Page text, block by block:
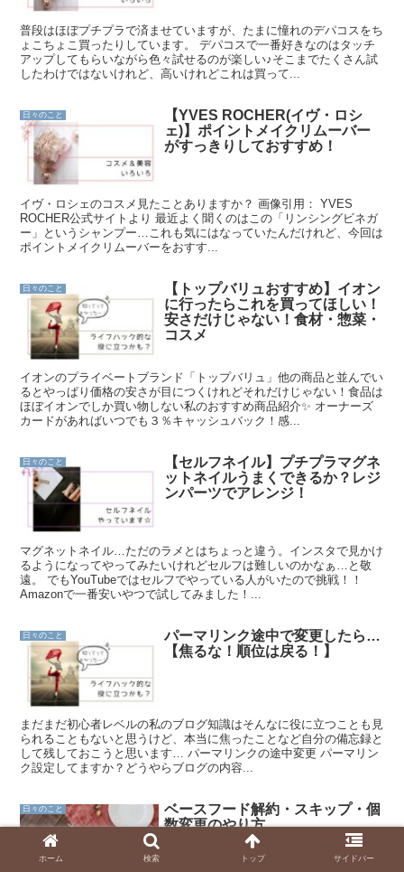
普段はほぼプチプラで済ませていますが、たまに憧れのデパコスをち
ょこちょこ買ったりしています。 デパコスで一番好きなのはタッチ
アップしてもらいながら色々試せるのが楽しい♪そこまでたくさん試
したわけではないけれど、高いけれどこれは買って...
日々のこと
【YVES ROCHER(イヴ・ロシ
ェ)】ポイントメイクリムーバー
がすっきりしておすすめ！
イヴ・ロシェのコスメ見たことありますか？ 画像引用： YVES
ROCHER公式サイトより 最近よく聞くのはこの「リンシングビネガ
ー」というシャンプー…これも気にはなっていたんだけれど、今回は
ポイントメイクリムーバーをおすす...
日々のこと
【トップバリュおすすめ】イオン
に行ったらこれを買ってほしい！
安さだけじゃない！食材・惣菜・
コスメ
イオンのプライベートブランド「トップバリュ」他の商品と並んでい
るとやっぱり価格の安さが目につくけれどそれだけじゃない！食品は
ほぼイオンでしか買い物しない私のおすすめ商品紹介✨ オーナーズ
カードがあればいつでも３％キャッシュバック！感...
日々のこと
【セルフネイル】プチプラマグネ
ットネイルうまくできるか？レジ
ンパーツでアレンジ！
マグネットネイル…ただのラメとはちょっと違う。インスタで見かけ
るようになってやってみたいけれどセルフは難しいのかなぁ…と敬
遠。 でもYouTubeではセルフでやっている人がいたので挑戦！！
Amazonで一番安いやつで試してみました！...
日々のこと
パーマリンク途中で変更したら…
【焦るな！順位は戻る！】
まだまだ初心者レベルの私のブログ知識はそんなに役に立つことも見
られることもないと思うけど、本当に焦ったことなど自分の備忘録と
して残しておこうと思います… パーマリンクの途中変更 パーマリン
ク設定してますか？どうやらブログの内容...
日々のこと
ベースフード解約・スキップ・個
数変更のやり方
ホーム 検索 トップ サイドバー